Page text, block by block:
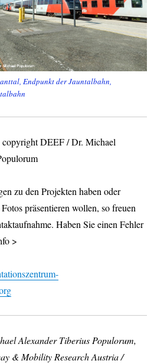
Endpunkt der Jauntalbahn,
copyright DEEF / Dr. Michael
zu den Projekten haben oder
präsentieren wollen, so freuen
Haben Sie einen Fehler
>
Alexander Tiberius Populorum,
& Mobility Research Austria /